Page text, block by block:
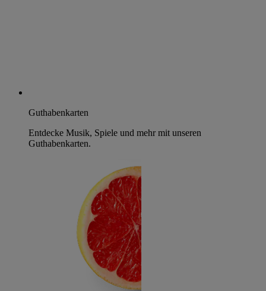
Guthabenkarten
Entdecke Musik, Spiele und mehr mit unseren
Guthabenkarten.